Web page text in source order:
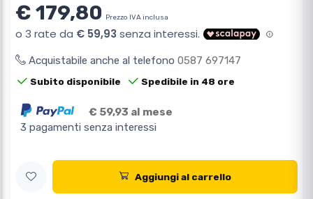
€ 179,80 Prezzo IVA inclusa
Acquistabile anche al telefono 0587 697147
Subito disponibile Spedibile in 48 ore
€ 59,93 al mese
3 pagamenti senza interessi
Aggiungi al carrello